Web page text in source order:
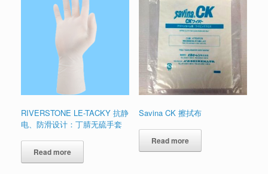
RIVERSTONE LE-TACKY 抗静
电、防滑设计：丁腈无硫手套
Read more
Savina CK 擦拭布
Read more